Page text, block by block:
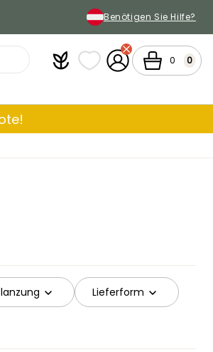
Benötigen Sie Hilfe?
PlantfitMeine Favoritenlisten
Mein KontoWarenkorb
0 0
Lieferform